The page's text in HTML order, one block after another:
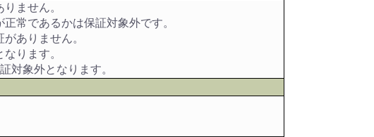
ません。
常であるかは保証対象外です。
ありません。
ります。
対象外となります。